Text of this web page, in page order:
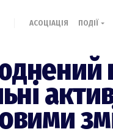
АСОЦІАЦІЯ ПОДІЇ